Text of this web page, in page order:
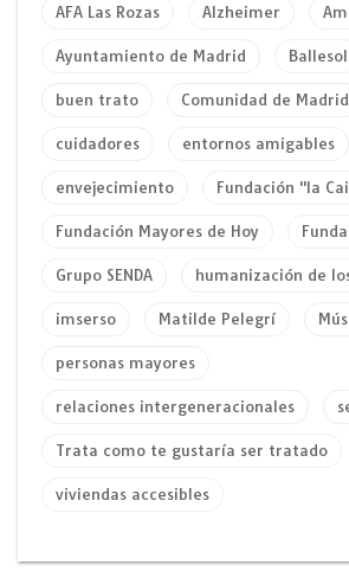
AFA Las Rozas Alzheimer
Ayuntamiento de Madrid Ballesol
buen trato Comunidad de Madrid
cuidadores entornos amigables
envejecimiento Fundación "la
Fundación Mayores de Hoy
Grupo SENDA humanización de
imserso Matilde Pelegrí
personas mayores
relaciones intergeneracionales
Trata como te gustaría ser tratado
viviendas accesibles